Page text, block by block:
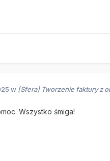
w [Sfera] Tworzenie faktury z
Wszystko śmiga!